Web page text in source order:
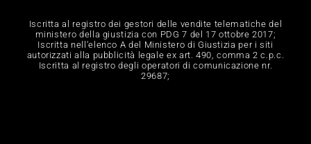
Iscritta al registro dei gestori delle vendite telematiche del
ministero della giustizia con PDG 7 del 17 ottobre 2017;
Iscritta nell‘elenco A del Ministero di Giustizia per i siti
autorizzati alla pubblicità legale ex art. 490, comma 2 c.p.c.
Iscritta al registro degli operatori di comunicazione nr.
29687;